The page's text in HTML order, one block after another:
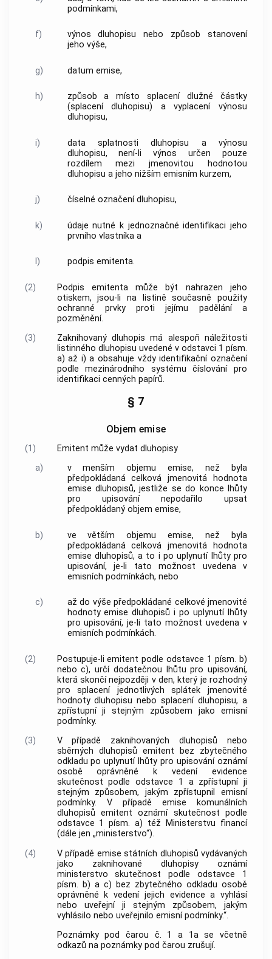
podmínkami,
f)
výnos dluhopisu nebo způsob stanovení
jeho výše,
g) datum emise,
h)
způsob a místo splacení dlužné částky
(splacení dluhopisu) a vyplacení výnosu
dluhopisu,
i)
data splatnosti dluhopisu a výnosu
dluhopisu, není-li výnos určen pouze
rozdílem mezi jmenovitou hodnotou
dluhopisu a jeho nižším emisním kurzem,
j) číselné označení dluhopisu,
k)
údaje nutné k jednoznačné identifikaci jeho
prvního vlastníka a
l) podpis emitenta.
(2)
Podpis emitenta může být nahrazen jeho
otiskem, jsou-li na listině současně použity
ochranné prvky proti jejímu padělání a
pozměnění.
(3)
Zaknihovaný dluhopis má alespoň náležitosti
listinného dluhopisu uvedené v odstavci 1 písm.
a) až i) a obsahuje vždy identifikační označení
podle mezinárodního systému číslování pro
identifikaci cenných papírů.
§ 7
Objem emise
(1)
Emitent může vydat dluhopisy
a)
v menším objemu emise, než byla
předpokládaná celková jmenovitá hodnota
emise dluhopisů, jestliže se do konce lhůty
pro upisování nepodařilo upsat
předpokládaný objem emise,
b)
ve větším objemu emise, než byla
předpokládaná celková jmenovitá hodnota
emise dluhopisů, a to i po uplynutí lhůty pro
upisování, je-li tato možnost uvedena v
emisních podmínkách, nebo
c)
až do výše předpokládané celkové jmenovité
hodnoty emise dluhopisů i po uplynutí lhůty
pro upisování, je-li tato možnost uvedena v
emisních podmínkách.
(2)
Postupuje-li emitent podle odstavce 1 písm. b)
nebo c), určí dodatečnou lhůtu pro upisování,
která skončí nejpozději v den, který je rozhodný
pro splacení jednotlivých splátek jmenovité
hodnoty dluhopisu nebo splacení dluhopisu, a
zpřístupní ji stejným způsobem jako emisní
podmínky.
(3)
V případě zaknihovaných dluhopisů nebo
sběrných dluhopisů emitent bez zbytečného
odkladu po uplynutí lhůty pro upisování oznámí
osobě oprávněné k vedení evidence
skutečnost podle odstavce 1 a zpřístupní ji
stejným způsobem, jakým zpřístupnil emisní
podmínky. V případě emise komunálních
dluhopisů emitent oznámí skutečnost podle
odstavce 1 písm. a) též Ministerstvu financí
(dále jen „ministerstvo“).
(4)
V případě emise státních dluhopisů vydávaných
jako zaknihované dluhopisy oznámí
ministerstvo skutečnost podle odstavce 1
písm. b) a c) bez zbytečného odkladu osobě
oprávněné k vedení jejich evidence a vyhlásí
nebo uveřejní ji stejným způsobem, jakým
vyhlásilo nebo uveřejnilo emisní podmínky.“.
Poznámky pod čarou č. 1 a 1a se včetně
odkazů na poznámky pod čarou zrušují.